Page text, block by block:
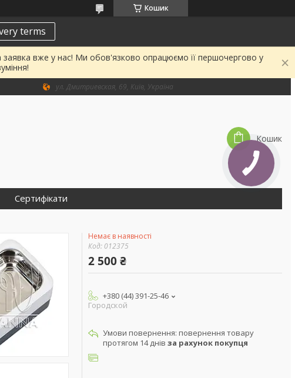
Кошик
terms
заявка вже у нас! Ми обов'язково опрацюємо її першочергово у
ул. Дмитриевская, 69, Київ, Україна
Кошик
Сертифікати
Немає в наявності
Код: 012375
2 500 ₴
+380 (44) 391-25-46
Городской
повернення товару
протягом 14 днів за рахунок покупця